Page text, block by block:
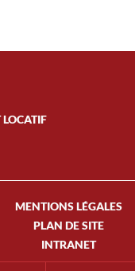
MENTIONS LÉGALES
PLAN DE SITE
INTRANET